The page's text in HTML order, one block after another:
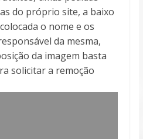
do próprio site, a baixo
o nome e os
da mesma,
da imagem basta
solicitar a remoção